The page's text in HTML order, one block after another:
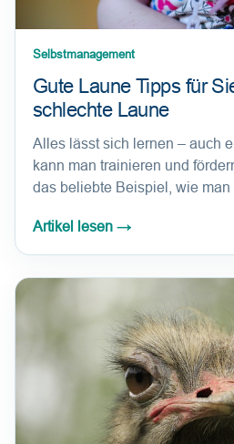
Selbstmanagement
Gute Laune Tipps für
schlechte Laune
Alles lässt sich lernen – auch
kann man trainieren und
das beliebte Beispiel, wie man
Artikel lesen →